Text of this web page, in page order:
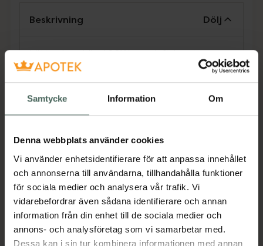
Samtycke Information Om
Denna webbplats använder cookies
Vi använder enhetsidentifierare för att anpassa innehållet
och annonserna till användarna, tillhandahålla funktioner
för sociala medier och analysera vår trafik. Vi
vidarebefordrar även sådana identifierare och annan
information från din enhet till de sociala medier och
annons- och analysföretag som vi samarbetar med.
Dessa kan i sin tur kombinera informationen med annan
Beskrivning Dölj
Lätt och smidig 400W varmluftsborste
anpassad för att forma och styla kort hår.
Varmluftsborsten har 2
värme-/hastighetsinställningar och 2 olika
borsthuvud som tillför volym vid hårrötterna
vågor.För båda borstar: Ta en hårslinga och
vira hårtopparna runt borsten. Vrid på
apparaten så att håret viras upp runt
borstspolen och styla håret som du vill ha det.
Jämförpris 329 kr/st